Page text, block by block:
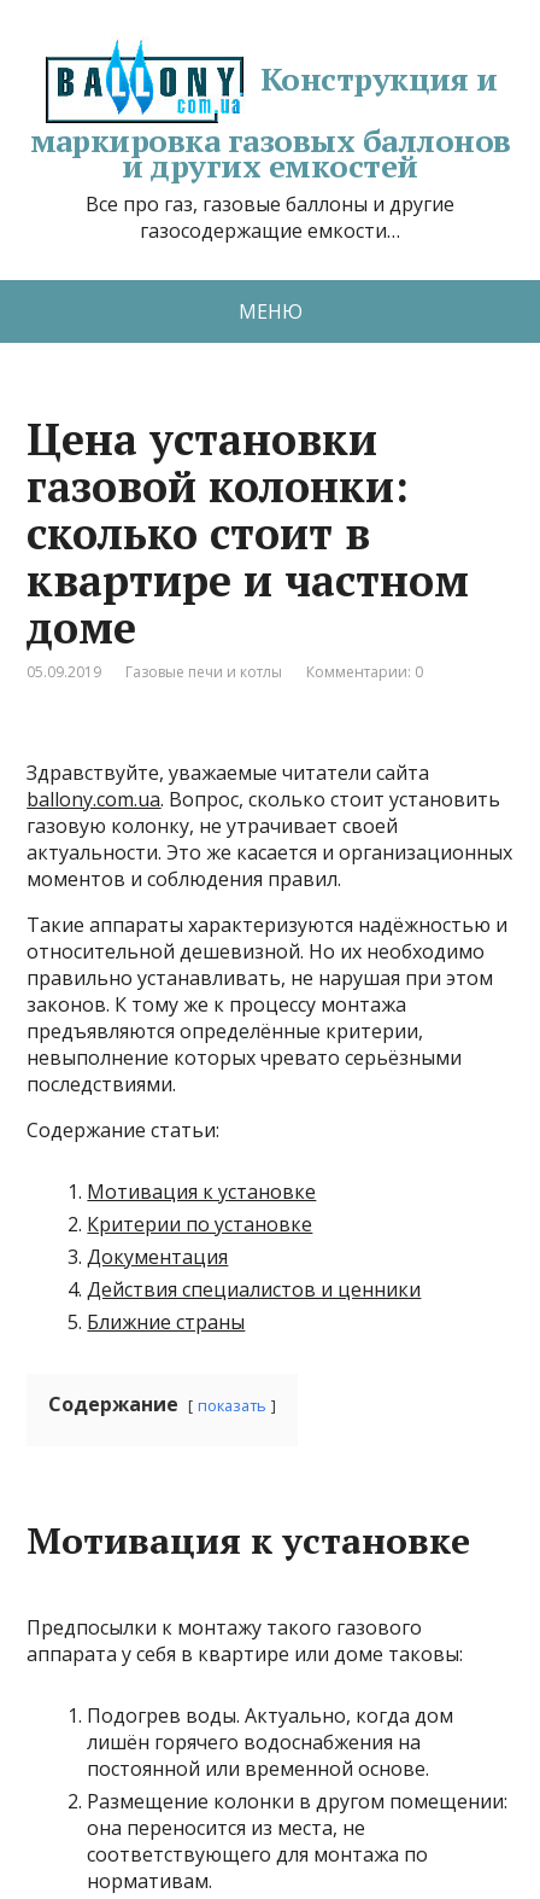
Конструкция и
маркировка газовых баллонов
и других емкостей
Все про газ, газовые баллоны и другие
газосодержащие емкости…
МЕНЮ
Цена установки
газовой колонки:
сколько стоит в
квартире и частном
доме
05.09.2019 Газовые печи и котлы Комментарии: 0
Здравствуйте, уважаемые читатели сайта
ballony.com.ua. Вопрос, сколько стоит установить
газовую колонку, не утрачивает своей
актуальности. Это же касается и организационных
моментов и соблюдения правил.
Такие аппараты характеризуются надёжностью и
относительной дешевизной. Но их необходимо
правильно устанавливать, не нарушая при этом
законов. К тому же к процессу монтажа
предъявляются определённые критерии,
невыполнение которых чревато серьёзными
последствиями.
Содержание статьи:
Мотивация к установке
Критерии по установке
Документация
Действия специалистов и ценники
Ближние страны
Содержание показать
Мотивация к установке
Предпосылки к монтажу такого газового
аппарата у себя в квартире или доме таковы:
Подогрев воды. Актуально, когда дом
лишён горячего водоснабжения на
постоянной или временной основе.
Размещение колонки в другом помещении:
она переносится из места, не
соответствующего для монтажа по
нормативам.